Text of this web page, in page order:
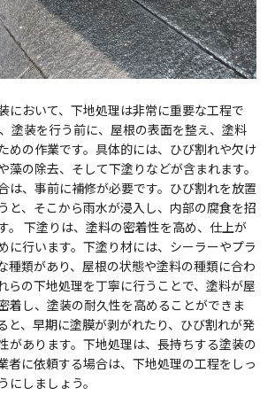
において、下地処理は非常に重要な工程で
塗装を行う前に、屋根の表面を整え、塗料
めの作業です。具体的には、ひび割れや欠け
藻の除去、そして下塗りなどが含まれます。
は、事前に補修が必要です。ひび割れを放置
と、そこから雨水が浸入し、内部の腐食を招
。 下塗りは、塗料の密着性を高め、仕上が
に行います。下塗り材には、シーラーやプラ
種類があり、屋根の状態や塗料の種類に合わ
らの下地処理を丁寧に行うことで、塗料が屋
着し、塗装の耐久性を高めることができま
と、早期に塗膜が剥がれたり、ひび割れが発
があります。下地処理は、長持ちする塗装の
者に依頼する場合は、下地処理の工程をしっ
にしましょう。